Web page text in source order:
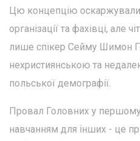
Цю концепцію оскаржували
організації та фахівці, але
лише спікер Сейму Шимон
нехристиянською та
польської демографії.
Провал Головних у
навчанням для інших - це